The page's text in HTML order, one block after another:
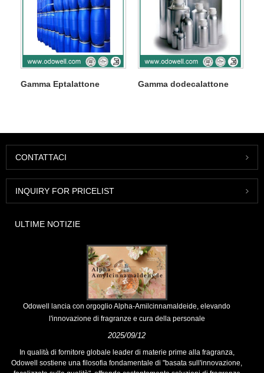
Gamma Eptalattone Gamma dodecalattone
CONTATTACI
INQUIRY FOR PRICELIST
ULTIME NOTIZIE
Odowell lancia con orgoglio Alpha-Amilcinnamaldeide, elevando
l'innovazione di fragranze e cura della personale
2025/09/12
In qualità di fornitore globale leader di materie prime alla fragranza,
Odowell sostiene una filosofia fondamentale di "basata sull'innovazione,